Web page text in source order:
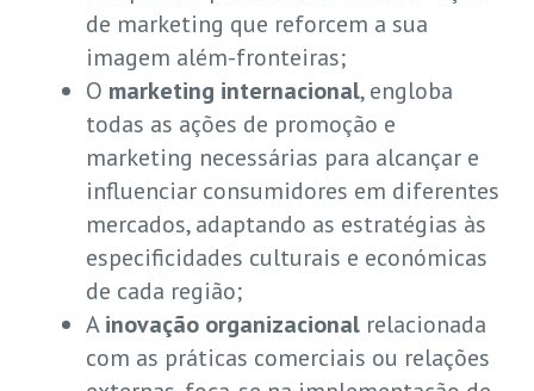
de marketing que reforcem a sua
imagem além-fronteiras;
O marketing internacional, engloba
todas as ações de promoção e
marketing necessárias para alcançar e
influenciar consumidores em diferentes
mercados, adaptando as estratégias às
especificidades culturais e económicas
de cada região;
Ainovação organizacional relacionada
com as práticas comerciais ou relações